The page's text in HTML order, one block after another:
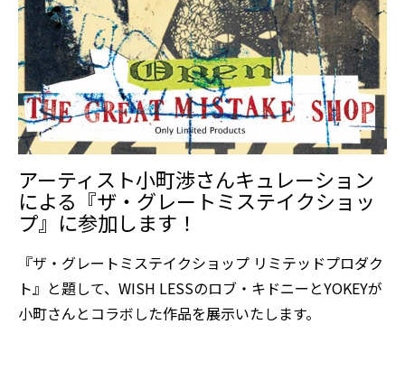
アーティスト小町渉さんキュレーション
による『ザ・グレートミステイクショッ
プ』に参加します！
『ザ・グレートミステイクショップ リミテッドプロダク
ト』と題して、WISH LESSのロブ・キドニーとYOKEYが
小町さんとコラボした作品を展示いたします。